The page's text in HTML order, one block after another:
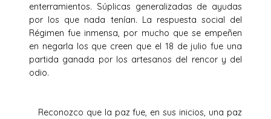
enterramientos. Súplicas generalizadas de ayudas
por los que nada tenían. La respuesta social del
Régimen fue inmensa, por mucho que se empeñen
en negarla los que creen que el 18 de julio fue una
partida ganada por los artesanos del rencor y del
odio.
Reconozco que la paz fue, en sus inicios, una paz